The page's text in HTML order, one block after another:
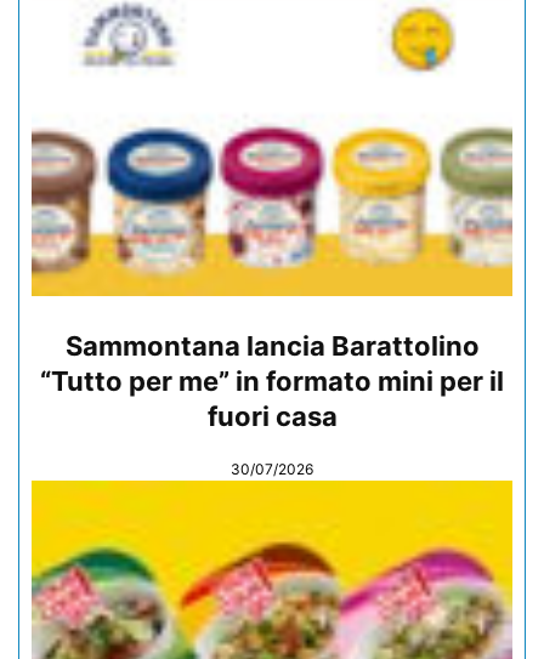
Sammontana lancia Barattolino
“Tutto per me” in formato mini per il
fuori casa
30/07/2026